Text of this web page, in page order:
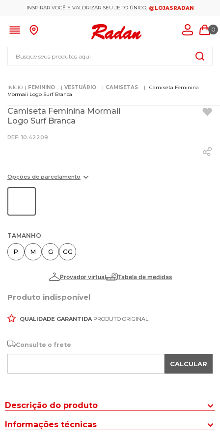
INSPIRAR VOCÊ E VALORIZAR SEU JEITO ÚNICO, @LOJASRADAN
0
FEMININO VESTUÁRIO CAMISETAS
Camiseta Feminina
Mormaii Logo Surf Branca
Camiseta Feminina Mormaii
Logo Surf Branca
: 10.42209
Opções de parcelamento
TAMANHO
P M G GG
Produto indisponível
QUALIDADE GARANTIDAPRODUTO ORIGINAL
Consulte o frete
CALCULAR
Descrição do produto
A Camiseta Feminina Mormaii Logo Surf Branca segue um design
minimalista e versátil, perfeita para compor estilo e conforto em
Informações técnicas